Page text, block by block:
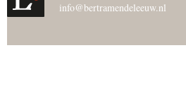
info@bertramendeleeuw.nl